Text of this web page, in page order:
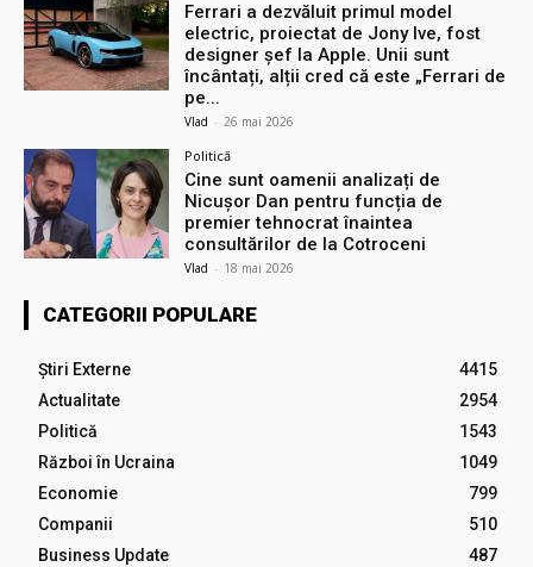
Ferrari a dezvăluit primul model
electric, proiectat de Jony Ive, fost
designer șef la Apple. Unii sunt
încântați, alții cred că este „Ferrari de
pe...
Vlad - 26 mai 2026
Politică
Cine sunt oamenii analizați de
Nicușor Dan pentru funcția de
premier tehnocrat înaintea
consultărilor de la Cotroceni
Vlad - 18 mai 2026
CATEGORII POPULARE
Știri Externe
4415
Actualitate
2954
Politică
1543
Război în Ucraina
1049
Economie
799
Companii
510
Business Update
487